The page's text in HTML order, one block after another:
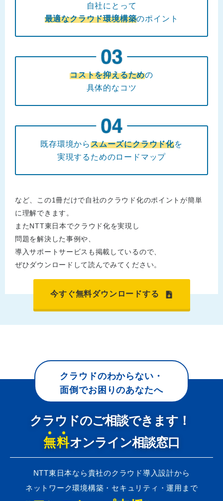
自社にとって
最適なクラウド環境構築のポイント
コストを抑えるための
具体的なコツ
既存環境からスムーズにクラウド化を
実現するためのロードマップ
など、この1冊だけで自社のクラウド化のポイントが簡単
に理解できます。
またNTT東日本でクラウド化を実現し
問題を解決した事例や、
導入サポートサービスも掲載しているので、
ぜひダウンロードして読んでみてください。
今すぐ無料ダウンロードする
クラウドのわからない・
面倒でお困りのあなたへ
クラウドのご相談できます！
無料オンライン相談窓口
NTT東日本なら貴社のクラウド導入設計から
ネットワーク環境構築・セキュリティ・運用まで